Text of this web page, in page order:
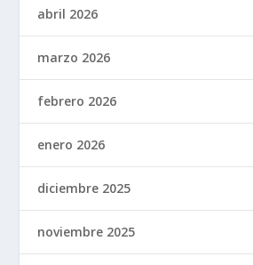
abril 2026
marzo 2026
febrero 2026
enero 2026
diciembre 2025
noviembre 2025